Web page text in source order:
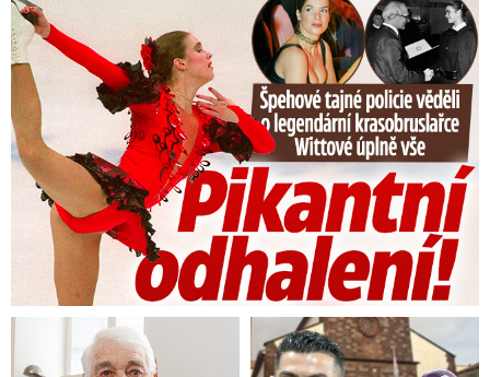
Tajná policie špehovala krasobruslařku Wittovou: Pikantní ...